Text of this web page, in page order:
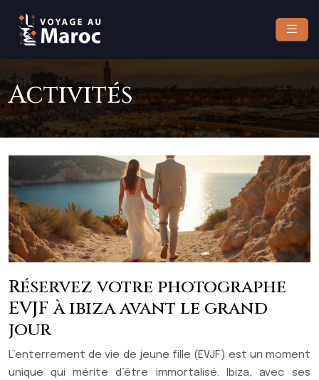
Activités
Réservez votre photographe
EVJF à ibiza avant le grand
jour
L’enterrement de vie de jeune fille (EVJF) est un moment
unique qui mérite d’être immortalisé. Ibiza, avec ses